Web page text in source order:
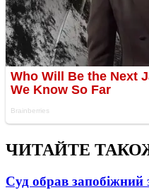
ЧИТАЙТЕ
Суд обрав запобіжний